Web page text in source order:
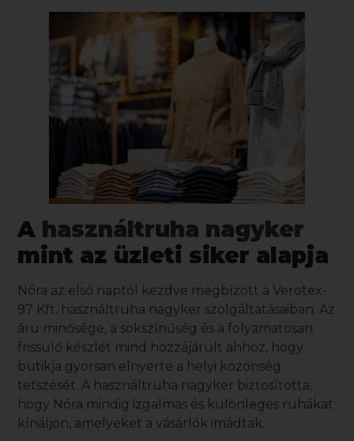
A használtruha nagyker
mint az üzleti siker alapja
Nóra az első naptól kezdve megbízott aVerotex-
97 Kft. használtruha nagyker szolgáltatásaiban. Az
áru minősége, a sokszínűség és a folyamatosan
frissülő készlet mind hozzájárult ahhoz, hogy
butikja gyorsan elnyerte a helyi közönség
tetszését. A használtruha nagyker biztosította,
hogy Nóra mindig izgalmas és különleges ruhákat
kínáljon, amelyeket a vásárlók imádtak.